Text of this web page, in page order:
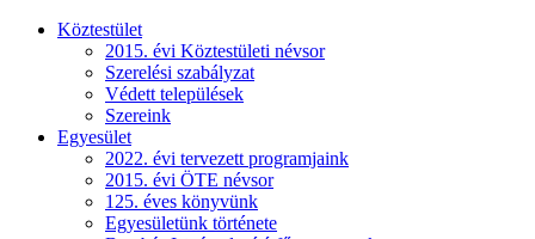
Köztestület
2015. évi Köztestületi névsor
Szerelési szabályzat
Védett települések
Szereink
Egyesület
2022. évi tervezett programjaink
2015. évi ÖTE névsor
125. éves könyvünk
Egyesületünk története